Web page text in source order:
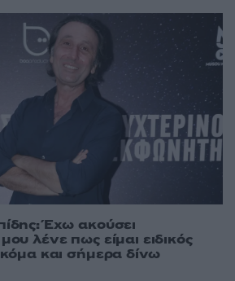
Έχω ακούσει
λένε πως είμαι ειδικός
και σήμερα δίνω